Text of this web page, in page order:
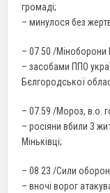
громаді;
– минулося без
– 07.50 /
– засобами ППО
Бєлгородської
– 07.59 /Мороз, в.о.
– росіяни вбили 3
Міньківці;
– 08.23 /Сили
– вночі ворог